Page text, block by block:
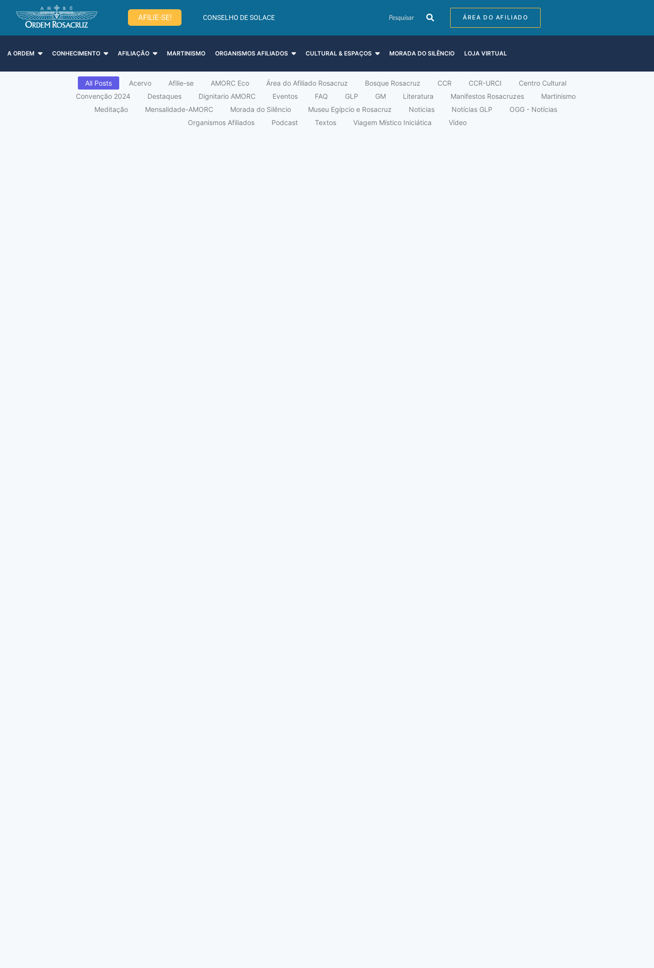
AFILIE-SE! CONSELHO DE SOLACE ÁREA DO AFILIADO
A ORDEM CONHECIMENTO AFILIAÇÃO MARTINISMO ORGANISMOS AFILIADOS CULTURAL & ESPAÇOS MORADA DO SILÊNCIO LOJA VIRTUAL
All Posts Acervo Afilie-se AMORC Eco Área do Afiliado Rosacruz Bosque Rosacruz CCR CCR-URCI
Centro Cultural
Convenção 2024
Destaques Dignitario AMORC Eventos FAQ GLP GM Literatura Manifestos Rosacruzes
Martinismo
Meditação
Mensalidade-AMORC Morada do Silêncio Museu Egípcio e Rosacruz Noticias Notícias GLP
OGG - Notícias
Organismos Afiliados
Podcast Textos Viagem Místico Iniciática Vídeo